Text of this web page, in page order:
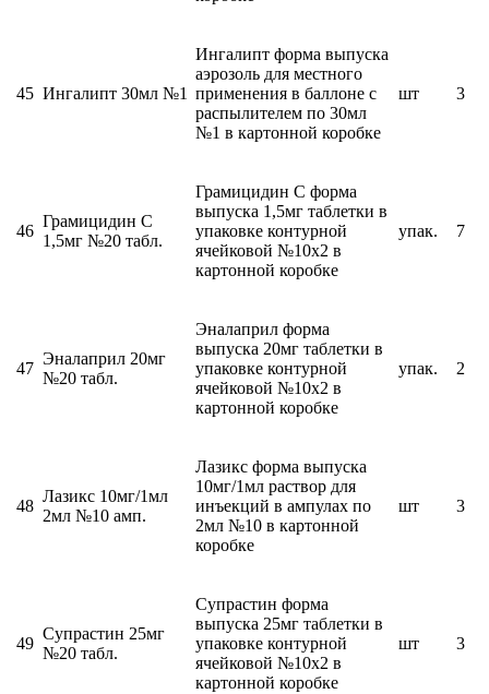
45 Ингалипт 30мл №1
Ингалипт форма выпуска
аэрозоль для местного
применения в баллоне с
распылителем по 30мл
№1 в картонной коробке
шт 3
46
Грамицидин С
1,5мг №20 табл.
Грамицидин С форма
выпуска 1,5мг таблетки в
упаковке контурной
ячейковой №10х2 в
картонной коробке
упак. 7
47
Эналаприл 20мг
№20 табл.
Эналаприл форма
выпуска 20мг таблетки в
упаковке контурной
ячейковой №10х2 в
картонной коробке
упак. 2
48
Лазикс 10мг/1мл
2мл №10 амп.
Лазикс форма выпуска
10мг/1мл раствор для
инъекций в ампулах по
2мл №10 в картонной
коробке
шт 3
49
Супрастин 25мг
№20 табл.
Супрастин форма
выпуска 25мг таблетки в
упаковке контурной
ячейковой №10х2 в
картонной коробке
шт 3